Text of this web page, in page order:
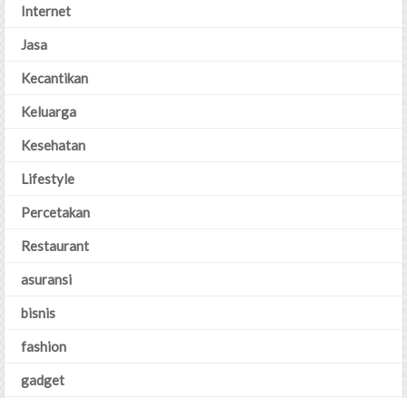
Internet
Jasa
Kecantikan
Keluarga
Kesehatan
Lifestyle
Percetakan
Restaurant
asuransi
bisnis
fashion
gadget